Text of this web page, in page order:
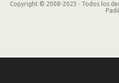
Copyright © 2008-2023 · Todos los